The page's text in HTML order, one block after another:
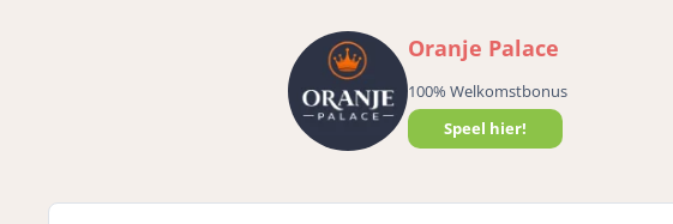
Oranje Palace
100% Welkomstbonus
Speel hier!